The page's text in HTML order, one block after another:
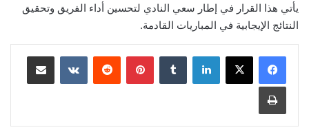
يأتي هذا القرار في إطار سعي النادي لتحسين أداء الفريق وتحقيق
النتائج الإيجابية في المباريات القادمة.
لينكدإن بينتيريست